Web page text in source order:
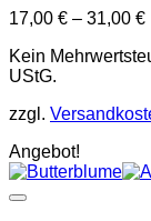
17,00 € – 31,00 €
Kein
UStG.
zzgl.
Angebot!